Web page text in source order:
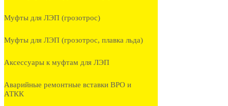
Муфты для ЛЭП (грозотрос)
Муфты для ЛЭП (грозотрос, плавка льда)
Аксессуары к муфтам для ЛЭП
Аварийные ремонтные вставки ВРО и
АТКК